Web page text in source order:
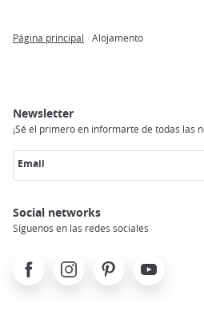
Página principal Alojamento
Newsletter
¡Sé el primero en informarte de todas las
Email
Social networks
Síguenos en las redes sociales
FacebookInstagramPinterest Youtube